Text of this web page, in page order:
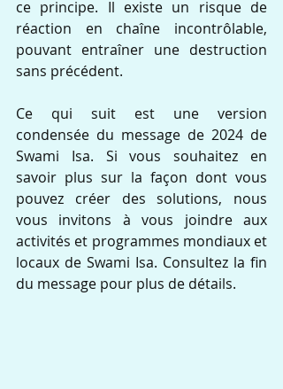
ce principe. Il existe un risque de
réaction en chaîne incontrôlable,
pouvant entraîner une destruction
sans précédent.
Ce qui suit est une version
condensée du message de 2024 de
Swami Isa. Si vous souhaitez en
savoir plus sur la façon dont vous
pouvez créer des solutions, nous
vous invitons à vous joindre aux
activités et programmes mondiaux et
locaux de Swami Isa. Consultez la fin
du message pour plus de détails.